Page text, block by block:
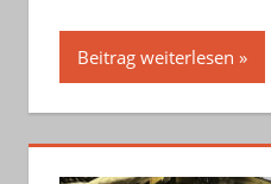
Beitrag weiterlesen